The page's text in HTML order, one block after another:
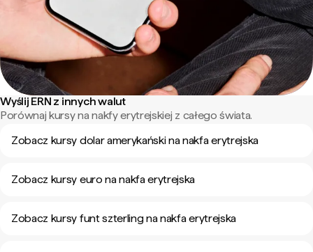
Wyślij ERN z innych walut
Porównaj kursy na nakfy erytrejskiej z całego świata.
Zobacz kursy dolar amerykański na nakfa erytrejska
Zobacz kursy euro na nakfa erytrejska
Zobacz kursy funt szterling na nakfa erytrejska